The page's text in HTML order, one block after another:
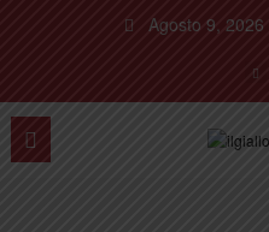
Agosto 9, 2026